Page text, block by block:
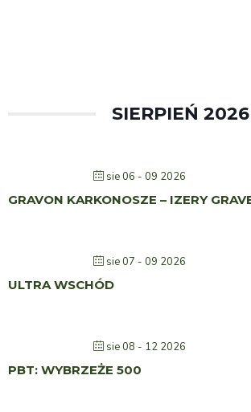
SIERPIEŃ 2026
sie 06 - 09 2026
GRAVON KARKONOSZE – IZERY
sie 07 - 09 2026
ULTRA WSCHÓD
sie 08 - 12 2026
PBT: WYBRZEŻE 500